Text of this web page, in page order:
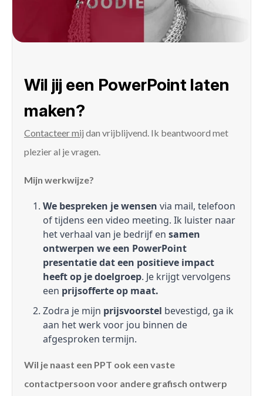
Wil jij een PowerPoint laten
maken?
Contacteer mij dan vrijblijvend. Ik beantwoord met
plezier al je vragen.
Mijn werkwijze?
We bespreken je wensen via mail, telefoon
of tijdens een video meeting. Ik luister naar
het verhaal van je bedrijf en samen
ontwerpen we een PowerPoint
presentatie dat een positieve impact
heeft op je doelgroep. Je krijgt vervolgens
een prijsofferte op maat.
Zodra je mijn prijsvoorstel bevestigd, ga ik
aan het werk voor jou binnen de
afgesproken termijn.
Wil je naast een PPT ook een vaste
contactpersoon voor andere grafisch ontwerp